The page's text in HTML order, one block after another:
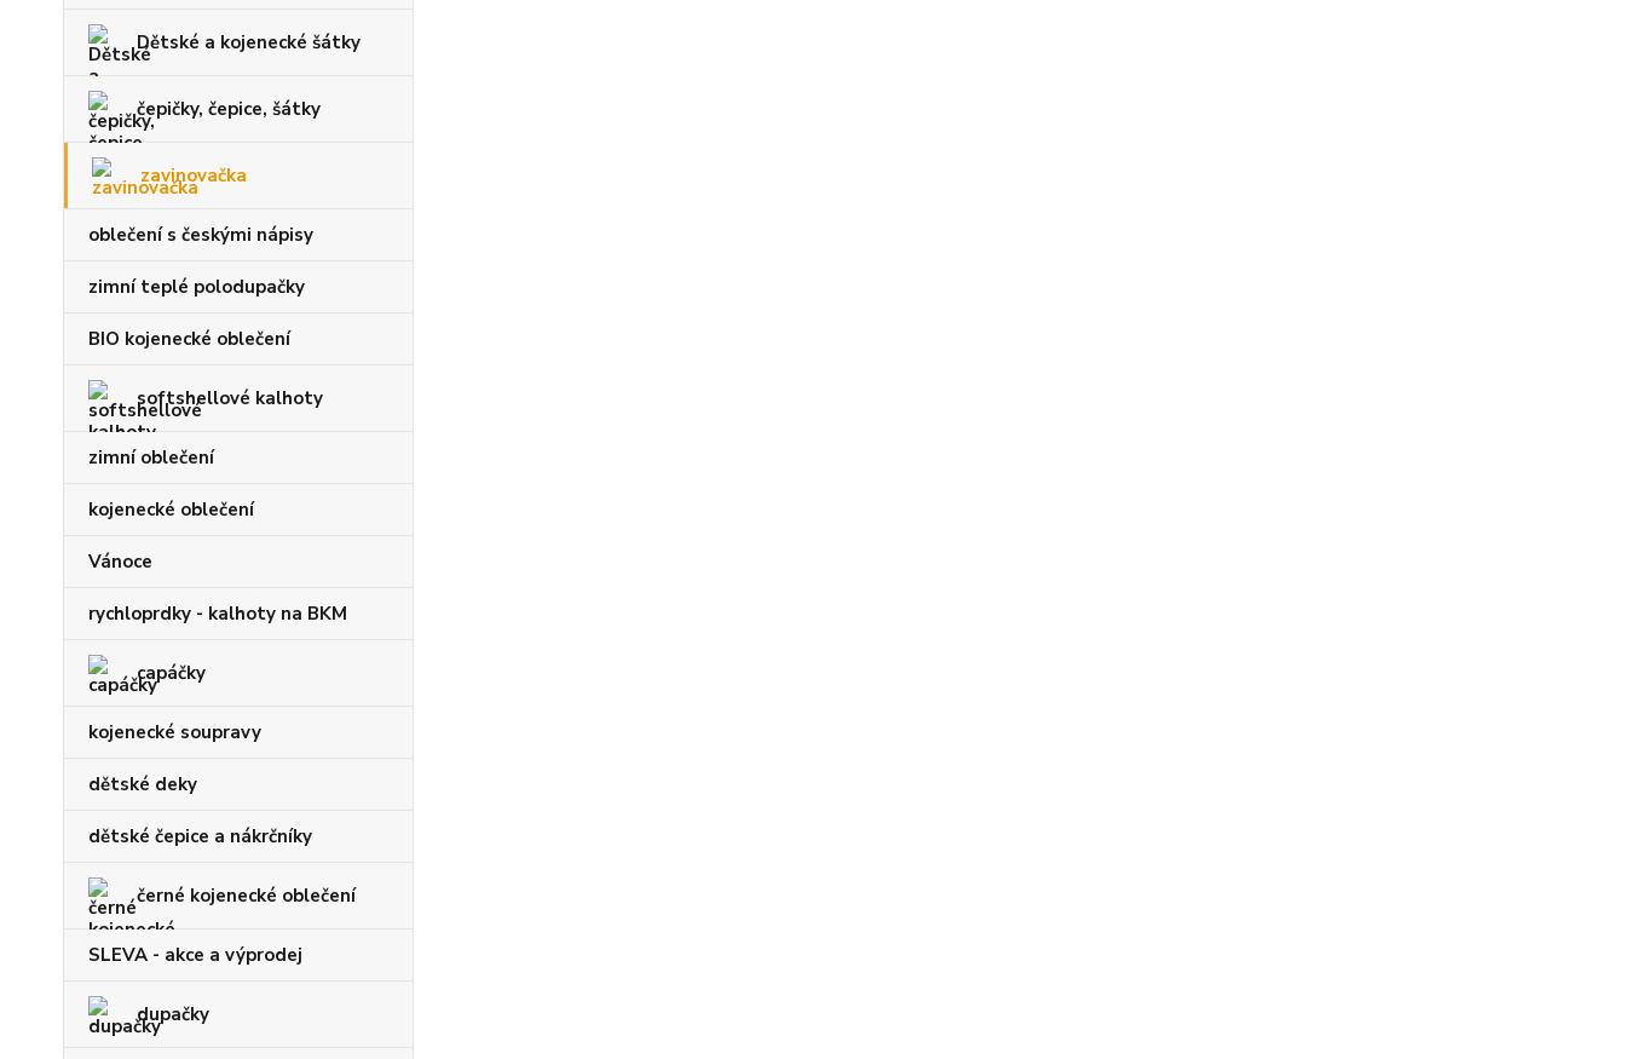
Dětské a kojenecké šátky
čepičky, čepice, šátky
zavinovačka
oblečení s českými nápisy
zimní teplé polodupačky
BIO kojenecké oblečení
softshellové kalhoty
zimní oblečení
kojenecké oblečení
Vánoce
rychloprdky - kalhoty na BKM
capáčky
kojenecké soupravy
dětské deky
dětské čepice a nákrčníky
černé kojenecké oblečení
SLEVA - akce a výprodej
dupačky